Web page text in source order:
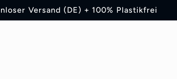
Versand (DE) + 100% Plastikfrei